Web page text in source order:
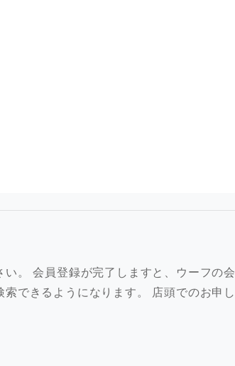
。 会員登録が完了しますと、ウーフの会
できるようになります。 店頭でのお申し